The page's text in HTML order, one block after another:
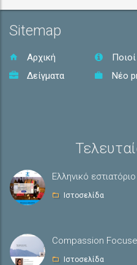
Sitemap
Αρχική
Δείγματα
Νέο
Ελληνικό
Ιστοσελίδα
Compassion
Ιστοσελίδα